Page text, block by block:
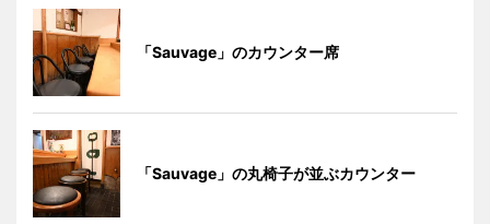
「Sauvage」のカウンター席
「Sauvage」の丸椅子が並ぶカウンター